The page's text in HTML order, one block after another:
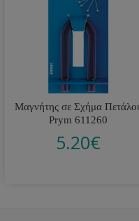
Μαγνήτης σε Σχήμα
Prym 611260
5.20€